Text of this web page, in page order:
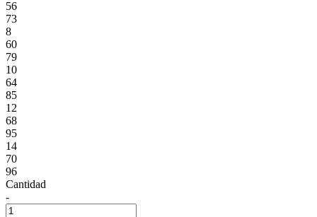
56
73
8
60
79
10
64
85
12
68
95
14
70
96
Cantidad
-